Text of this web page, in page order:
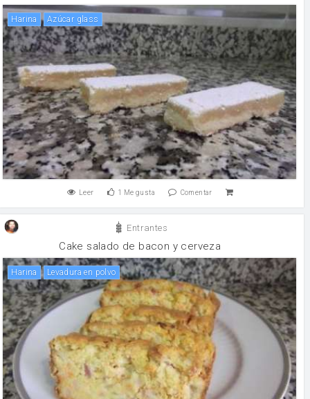
harina Azúcar glass
Leer 1 Me gusta Comentar
Entrantes
Cake salado de bacon y cerveza
harina levadura en polvo